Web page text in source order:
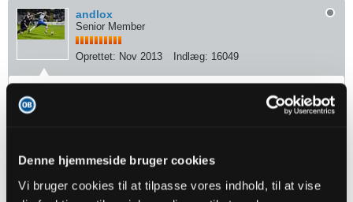
Denne hjemmeside bruger cookies
Vi bruger cookies til at tilpasse vores indhold, til at vise
andlox
Senior Member
Oprettet: Nov 2013 Indlæg: 16049
#2016
kontinuerligt i så lang tid? Han må være milevidt fra
bidrage med noget. Vi skal passe på, at nostalgi ikke